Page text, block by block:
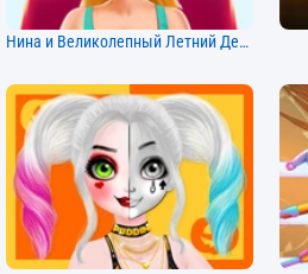
Нина и Великолепный Летний День